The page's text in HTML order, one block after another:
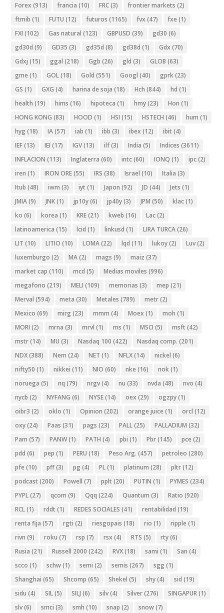
Forex (913) francia (10) FRC(3) frontier markets (2)
ftmib (1) FUTU (12) futuros (1165) fvx (47) fxe (1)
FXI (102) Gas natural (123) GBPUSD (39) gd30 (6)
gd30d (9) GD35 (3) gd35d (8) gd38d (1) Gdx (70)
Gdxj (15) ggal (218) Ggb (26) gld (3) GLOB (63)
gme (1) GOL(18) Gold (551) Googl (40) gprk(23)
GS (1) GXG (4) harina de soja (18) Hch (844) hd (1)
health (19) hims (16) hipoteca (1) hmy(23) Hon (1)
HONG KONG (83) HOOD (1) HSI (15) HSTECH (46) hum (1)
hyg (18) IA(57) iab (1) ibb (3) ibex (12) ibit (4)
IEF(13) IEI (17) IGV(13) ilf(3) India (5) Indices (3611)
INFLACION (113) Inglaterra (60) intc(60) IONQ (1) ipc(2)
iren (1) IRON ORE(55) IRS (38) Israel (10) Italia (3)
Itub (48) iwm (3) iyt (1) Japon (92) JD (44) Jets (1)
JMIA(9) JNK(1) jp10y(6) jp40y(3) JPM (50) klac(1)
ko (6) korea (1) KRE(21) kweb (16) Lac(2)
latinoamerica (15) lcid (1) linkusd (1) LIRA TURCA(26)
LIT (10) LITIO (10) LOMA(22) lqd (11) lukoy(2) Luv(2)
luxemburgo (2) MA(2) mags (9) maiz (37)
market cap (110) mcd (5) Medias moviles (996)
megafono (219) MELI (109) memorias (3) mep (21)
Merval (594) meta (30) Metales (789) metr(2)
Mexico (69) mirg (23) mmm (4) Moex (1) moh (1)
MORI (2) mrna (3) mrvl (1) ms (1) MSCI (5) msft (42)
mstr(14) MU (3) Nasdaq 100 (422) Nasdaq comp. (201)
NDX(388) Nem (24) NET (1) NFLX(14) nickel (6)
nifty50 (1) nikkei (11) NIO (60) nke (16) nok(1)
noruega (5) nq (79) nrgv(4) nu (33) nvda (48) nvo (4)
nycb (2) NYFANG (6) NYSE(14) oex (29) ogzpy(1)
oibr3 (2) oklo (1) Opinion (202) orange juice (1) orcl (12)
oxy(24) Paas (31) pags (23) PALL(25) PALLADIUM (32)
Pam (57) PANW(1) PATH (4) pbi (1) Pbr(145) pce (2)
pdd (6) pep (1) PERU (18) Peso Arg. (457) petroleo (280)
pfe (10) pff(3) pg (4) PL(1) platinum (28) pltr(12)
podcast (200) Powell (7) pplt (20) PUTIN (1) PYMES (234)
PYPL(27) qcom (9) Qqq (224) Quantum (3) Ratio (920)
RCL(1) rddt (1) REDES SOCIALES (41) rentabilidad (19)
renta fija (57) rgti (2) riesgopais (18) rio (1) ripple (1)
rivn (9) roku (7) rsp (7) rsx (4) RTS (5) rty(6)
Rusia (21) Russell 2000 (242) RVX(18) sami (1) San (4)
scco (1) schw(1) semi (2) semis (267) sgg (1)
Shanghai (65) Shcomp (65) Shekel (5) shy(4) sid (19)
sidu (4) SIL(5) SILJ (6) silv(4) Silver(276) SINGAPUR(1)
slv(6) smci (3) smh (10) snap (2) snow(7)